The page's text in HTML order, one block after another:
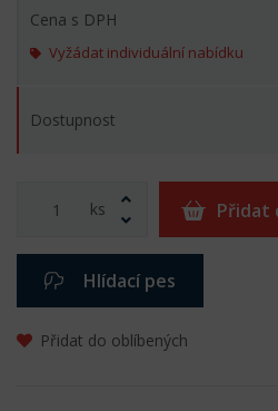
Cena s DPH
Vyžádat individuální nabídku
Dostupnost
ks Přidat
Hlídací pes
Přidat do oblíbených